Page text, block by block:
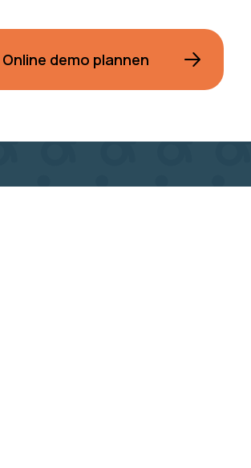
Online demo plannen